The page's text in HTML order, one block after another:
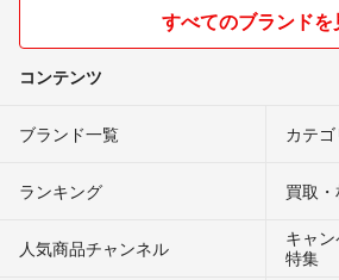
すべてのブランドを
コンテンツ
ブランド一覧 カテ
ランキング 買取
人気商品チャンネル
キャ
特集